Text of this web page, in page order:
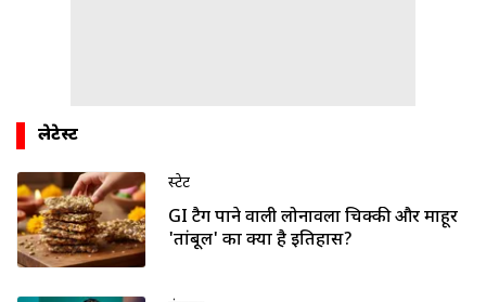
लेटेस्ट
स्टेट
GI टैग पाने वाली लोनावला चिक्की और माहूर
'तांबूल' का क्या है इतिहास?